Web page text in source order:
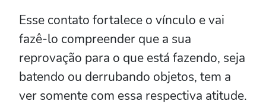
Esse contato fortalece o vínculo e vai
fazê-lo compreender que a sua
reprovação para o que está fazendo, seja
batendo ou derrubando objetos, tem a
ver somente com essa respectiva atitude.